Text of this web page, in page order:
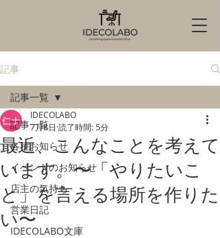
記事
記事一覧
各種お知らせ
イベントのお知らせ
店主の気持ち
営業日記
IDECOLABO文庫
記事一覧
最近、こんなことを考えて
います。〜「やりたいこ
と」を言える場所を作りた
い〜
IDECOLABO
7月8日 読了時間: 5分